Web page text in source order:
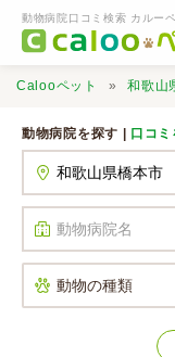
動物病院口コミ検索 カルー
口コミ検索
Calooペットとは？
Calooペット 和歌山
動物病院を探す | 口コ